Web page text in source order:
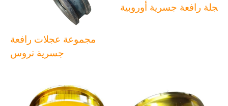
مجموعة عجلات رافعة
جسرية تروس
عجلة رافعة جسرية أوروبية